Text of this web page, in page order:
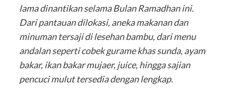
lama dinantikan selama Bulan Ramadhan ini.
Dari pantauan dilokasi, aneka makanan dan
minuman tersaji di lesehan bambu, dari menu
andalan seperti cobek gurame khas sunda, ayam
bakar, ikan bakar mujaer, juice, hingga sajian
pencuci mulut tersedia dengan lengkap.